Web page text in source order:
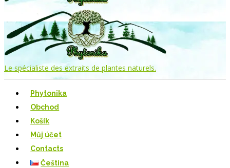
Le spécialiste des extraits de plantes naturels.
Phytonika
Obchod
Košík
Můj účet
Contacts
Čeština